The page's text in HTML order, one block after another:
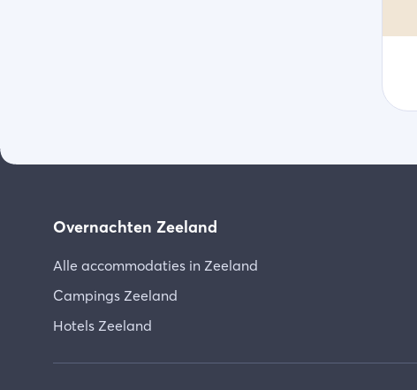
Overnachten Zeeland
Alle accommodaties in Zeeland
Campings Zeeland
Hotels Zeeland